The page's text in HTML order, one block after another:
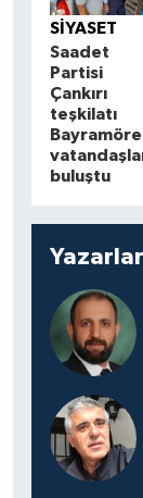
SİYASET
Saadet
Partisi
Çankırı
teşkilatı
buluştu
Yazarlar